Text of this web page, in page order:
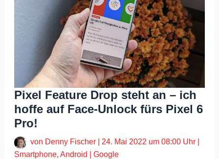
Pixel Feature Drop steht an – ich
hoffe auf Face-Unlock fürs Pixel 6
Pro!
von Denny Fischer 24. Mai 2022 um 08:00 Uhr
Smartphone,Android |Google